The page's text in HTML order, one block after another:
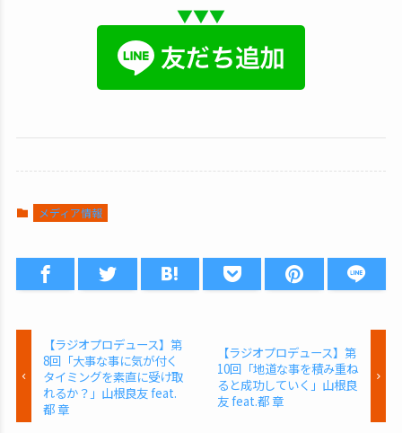
▼▼▼
メディア情報
【ラジオプロデュース】第
8回「大事な事に気が付く
タイミングを素直に受け取
れるか？」山根良友 feat.
都 章
【ラジオプロデュース】第
10回「地道な事を積み重ね
ると成功していく」山根良
友 feat.都 章